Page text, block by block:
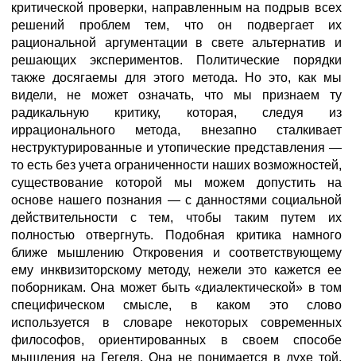
критической проверки, направленным на подрыв всех
решений проблем тем, что он подвергает их
рациональной аргументации в свете альтернатив и
решающих экспериментов. Политические порядки
также досягаемы для этого метода. Но это, как мы
видели, не может означать, что мы признаем ту
радикальную критику, которая, следуя из
иррационального метода, внезапно сталкивает
неструктурированные и утопические представления —
то есть без учета ограниченности наших возможностей,
существование которой мы можем допустить на
основе нашего познания — с данностями социальной
действительности с тем, чтобы таким путем их
полностью отвергнуть. Подобная критика намного
ближе мышлению Откровения и соответствующему
ему инквизиторскому методу, нежели это кажется ее
поборникам. Она может быть «диалектической» в том
специфическом смысле, в каком это слово
используется в словаре некоторых современных
философов, ориентированных в своем способе
мышления на Гегеля. Она не понимается в духе той,